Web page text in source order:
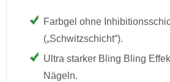
Farbgel ohne
(„Schwitzschicht“).
Ultra starker Bling Bling
Nägeln.